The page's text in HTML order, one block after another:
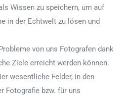
Wissen zu speichern, um auf
in der Echtwelt zu lösen und
von uns Fotografen dank
Ziele erreicht werden können.
wesentliche Felder, in den
Fotografie bzw. für uns